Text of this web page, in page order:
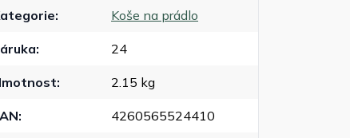
: Koše na prádlo
: 24
: 2.15 kg
: 4260565524410